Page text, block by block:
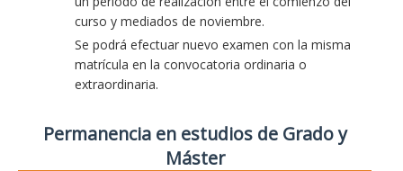
curso y mediados de noviembre.
Se podrá efectuar nuevo examen con la misma
matrícula en la convocatoria ordinaria o
extraordinaria.
Permanencia en estudios de Grado y
Máster